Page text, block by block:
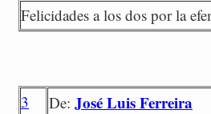
Felicidades a los dos por la
3 De: José Luis Ferreira